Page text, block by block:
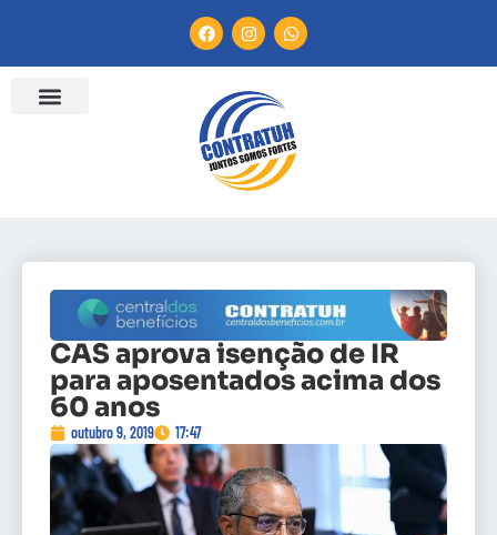
CAS aprova isenção de IR
para aposentados acima dos
60 anos
outubro 9, 2019 17:47